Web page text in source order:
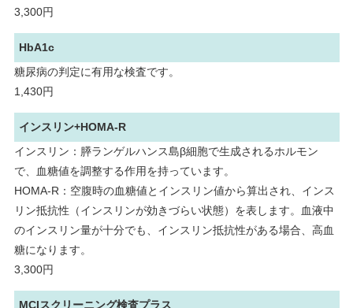
3,300円
HbA1c
糖尿病の判定に有用な検査です。
1,430円
インスリン+HOMA-R
インスリン：膵ランゲルハンス島β細胞で生成されるホルモン
で、血糖値を調整する作用を持っています。
HOMA-R：空腹時の血糖値とインスリン値から算出され、インス
リン抵抗性（インスリンが効きづらい状態）を表します。血液中
のインスリン量が十分でも、インスリン抵抗性がある場合、高血
糖になります。
3,300円
MCIスクリーニング検査プラス